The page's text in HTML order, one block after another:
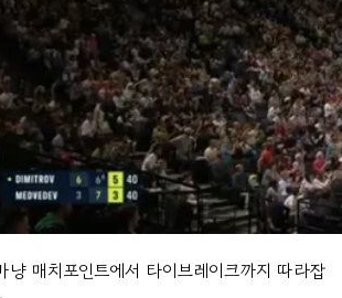
냥 매치포인트에서 타이브레이크까지 따라잡